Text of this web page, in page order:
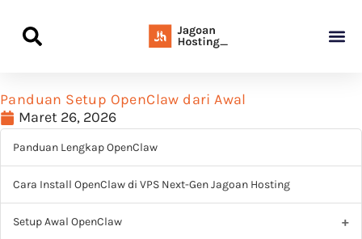
Panduan Setup OpenClaw dari Awal
Maret 26, 2026
Panduan Lengkap OpenClaw
Cara Install OpenClaw di VPS Next-Gen Jagoan Hosting
Setup Awal OpenClaw